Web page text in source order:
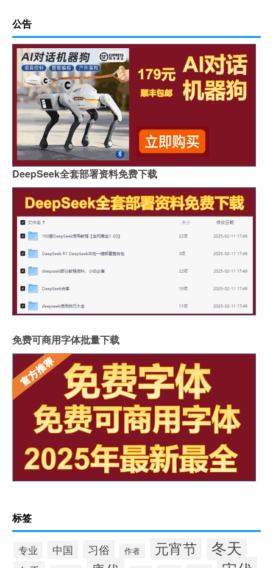
公告
DeepSeek全套部署资料免费下载
免费可商用字体批量下载
标签
专业 中国 习俗 作者 元宵节 冬天